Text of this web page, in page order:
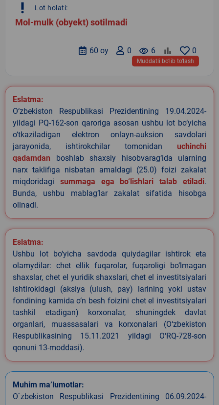
priority_high Lot holati:
Mol-mulk (obyekt) sotilmadi
0
remove_red_eye 6
0
60 oy
Muddatli bo‘lib to‘lash
Eslatma:
O‘zbekiston Respublikasi Prezidentining 19.04.2024-
yildagi PQ-162-son qaroriga asosan ushbu lot bo‘yicha
o‘tkaziladigan elektron onlayn-auksion savdolari
jarayonida, ishtirokchilar tomonidan uchinchi
qadamdan boshlab shaxsiy hisobvarag‘ida ularning
narx taklifiga nisbatan amaldagi (25.0) foizi zakalat
miqdoridagi summaga ega bo‘lishlari talab etiladi.
Bunda, ushbu mablag‘lar zakalat sifatida hisobga
olinadi.
Eslatma:
Ushbu lot bo‘yicha savdoda quiydagilar ishtirok eta
olamydilar: chet ellik fuqarolar, fuqaroligi bo‘lmagan
shaxslar, chet el yuridik shaxslari, chet el investitsiyalari
ishtirokidagi (aksiya (ulush, pay) larining yoki ustav
fondining kamida o‘n besh foizini chet el investitsiyalari
tashkil etadigan) korxonalar, shuningdek davlat
organlari, muassasalari va korxonalari (O‘zbekiston
Respublikasining 15.11.2021 yildagi O‘RQ-728-son
qonuni 13-moddasi).
Muhim ma’lumotlar:
O`zbekiston Respublikasi Prezidentining 06.09.2024-